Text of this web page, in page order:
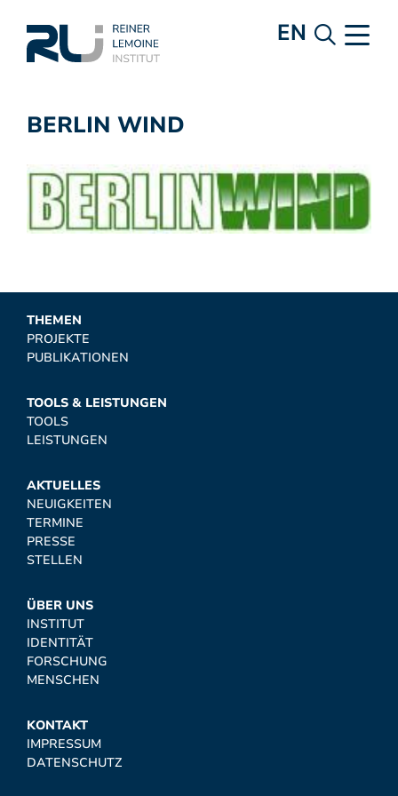
EN
BERLIN WIND
THEMEN
PROJEKTE
PUBLIKATIONEN
TOOLS & LEISTUNGEN
TOOLS
LEISTUNGEN
AKTUELLES
NEUIGKEITEN
TERMINE
PRESSE
STELLEN
ÜBER UNS
INSTITUT
IDENTITÄT
FORSCHUNG
MENSCHEN
KONTAKT
IMPRESSUM
DATENSCHUTZ